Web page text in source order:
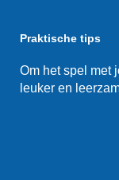
Praktische tips
Om het spel met
leuker en